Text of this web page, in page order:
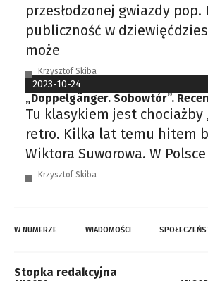
przesłodzonej gwiazdy
publiczność w
może
Krzysztof Skiba
2023-10-24
„Doppelgänger. Sobowtór”.
Tu klasykiem jest chociażby
retro. Kilka lat temu hitem
Wiktora Suworowa. W
Krzysztof Skiba
W NUMERZE WIADOMOŚCI
Stopka redakcyjna